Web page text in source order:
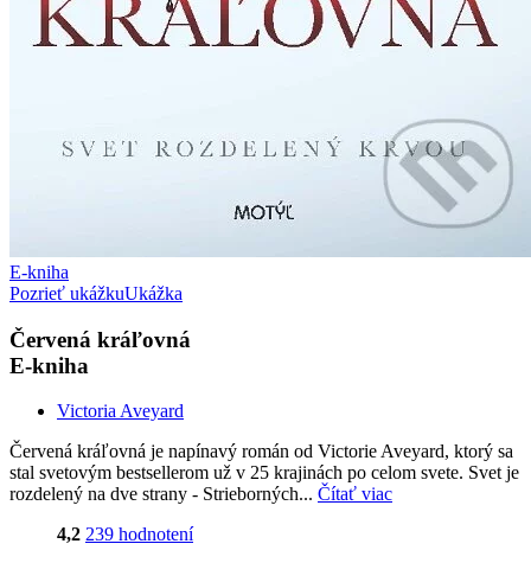
E-kniha
Pozrieť ukážkuUkážka
Červená kráľovná
E-kniha
Victoria Aveyard
Červená kráľovná je napínavý román od Victorie Aveyard, ktorý sa
stal svetovým bestsellerom už v 25 krajinách po celom svete. Svet je
rozdelený na dve strany - Strieborných... Čítať viac
4,2 239 hodnotení